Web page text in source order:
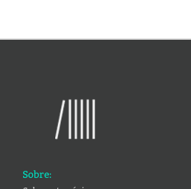
Sobre: